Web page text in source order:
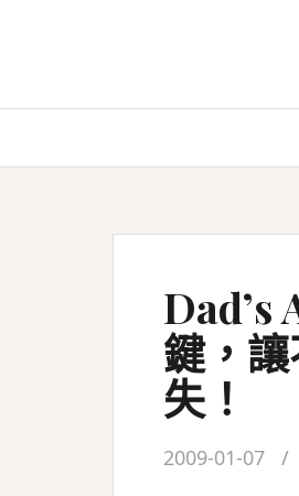
Dad’s
鍵，
失！
2009-01-07